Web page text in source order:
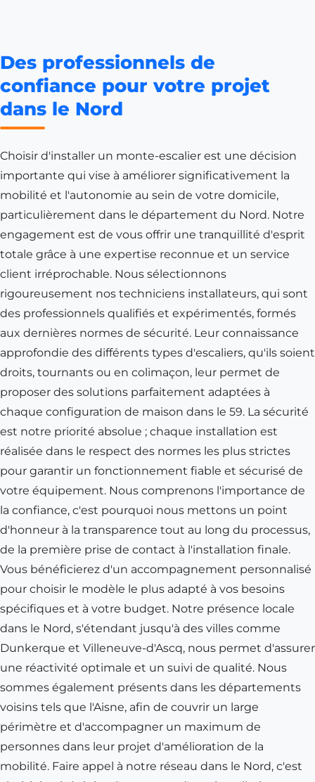
Des professionnels de
confiance pour votre projet
dans le Nord
Choisir d'installer un monte-escalier est une décision
importante qui vise à améliorer significativement la
mobilité et l'autonomie au sein de votre domicile,
particulièrement dans le département du Nord. Notre
engagement est de vous offrir une tranquillité d'esprit
totale grâce à une expertise reconnue et un service
client irréprochable. Nous sélectionnons
rigoureusement nos techniciens installateurs, qui sont
des professionnels qualifiés et expérimentés, formés
aux dernières normes de sécurité. Leur connaissance
approfondie des différents types d'escaliers, qu'ils soient
droits, tournants ou en colimaçon, leur permet de
proposer des solutions parfaitement adaptées à
chaque configuration de maison dans le 59. La sécurité
est notre priorité absolue ; chaque installation est
réalisée dans le respect des normes les plus strictes
pour garantir un fonctionnement fiable et sécurisé de
votre équipement. Nous comprenons l'importance de
la confiance, c'est pourquoi nous mettons un point
d'honneur à la transparence tout au long du processus,
de la première prise de contact à l'installation finale.
Vous bénéficierez d'un accompagnement personnalisé
pour choisir le modèle le plus adapté à vos besoins
spécifiques et à votre budget. Notre présence locale
dans le Nord, s'étendant jusqu'à des villes comme
Dunkerque et Villeneuve-d'Ascq, nous permet d'assurer
une réactivité optimale et un suivi de qualité. Nous
sommes également présents dans les départements
voisins tels que l'Aisne, afin de couvrir un large
périmètre et d'accompagner un maximum de
personnes dans leur projet d'amélioration de la
mobilité. Faire appel à notre réseau dans le Nord, c'est